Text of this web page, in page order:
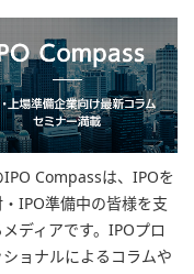
IPO Compassは、IPOを
・IPO準備中の皆様を支
ディアです。IPOプロ
ショナルによるコラムや